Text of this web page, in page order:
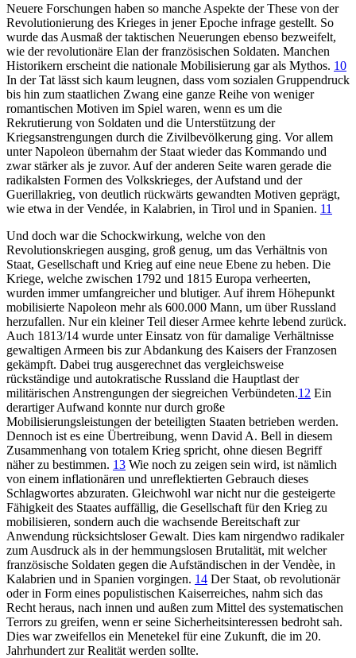
Neuere Forschungen haben so manche Aspekte der These von der
Revolutionierung des Krieges in jener Epoche infrage gestellt. So
wurde das Ausmaß der taktischen Neuerungen ebenso bezweifelt,
wie der revolutionäre Elan der französischen Soldaten. Manchen
Historikern erscheint die nationale Mobilisierung gar als Mythos. 10
In der Tat lässt sich kaum leugnen, dass vom sozialen Gruppendruck
bis hin zum staatlichen Zwang eine ganze Reihe von weniger
romantischen Motiven im Spiel waren, wenn es um die
Rekrutierung von Soldaten und die Unterstützung der
Kriegsanstrengungen durch die Zivilbevölkerung ging. Vor allem
unter Napoleon übernahm der Staat wieder das Kommando und
zwar stärker als je zuvor. Auf der anderen Seite waren gerade die
radikalsten Formen des Volkskrieges, der Aufstand und der
Guerillakrieg, von deutlich rückwärts gewandten Motiven geprägt,
wie etwa in der Vendée, in Kalabrien, in Tirol und in Spanien. 11
Und doch war die Schockwirkung, welche von den
Revolutionskriegen ausging, groß genug, um das Verhältnis von
Staat, Gesellschaft und Krieg auf eine neue Ebene zu heben. Die
Kriege, welche zwischen 1792 und 1815 Europa verheerten,
wurden immer umfangreicher und blutiger. Auf ihrem Höhepunkt
mobilisierte Napoleon mehr als 600.000 Mann, um über Russland
herzufallen. Nur ein kleiner Teil dieser Armee kehrte lebend zurück.
Auch 1813/14 wurde unter Einsatz von für damalige Verhältnisse
gewaltigen Armeen bis zur Abdankung des Kaisers der Franzosen
gekämpft. Dabei trug ausgerechnet das vergleichsweise
rückständige und autokratische Russland die Hauptlast der
militärischen Anstrengungen der siegreichen Verbündeten.12 Ein
derartiger Aufwand konnte nur durch große
Mobilisierungsleistungen der beteiligten Staaten betrieben werden.
Dennoch ist es eine Übertreibung, wenn David A. Bell in diesem
Zusammenhang von totalem Krieg spricht, ohne diesen Begriff
näher zu bestimmen. 13 Wie noch zu zeigen sein wird, ist nämlich
von einem inflationären und unreflektierten Gebrauch dieses
Schlagwortes abzuraten. Gleichwohl war nicht nur die gesteigerte
Fähigkeit des Staates auffällig, die Gesellschaft für den Krieg zu
mobilisieren, sondern auch die wachsende Bereitschaft zur
Anwendung rücksichtsloser Gewalt. Dies kam nirgendwo radikaler
zum Ausdruck als in der hemmungslosen Brutalität, mit welcher
französische Soldaten gegen die Aufständischen in der Vendèe, in
Kalabrien und in Spanien vorgingen. 14 Der Staat, ob revolutionär
oder in Form eines populistischen Kaiserreiches, nahm sich das
Recht heraus, nach innen und außen zum Mittel des systematischen
Terrors zu greifen, wenn er seine Sicherheitsinteressen bedroht sah.
Dies war zweifellos ein Menetekel für eine Zukunft, die im 20.
Jahrhundert zur Realität werden sollte.